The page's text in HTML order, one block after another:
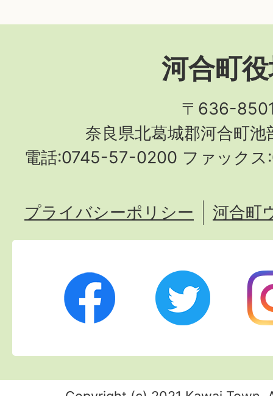
河合町
〒636-
奈良県北葛城郡河合町池
電話:0745-57-0200 ファック
Facebook Twitter
プライバシーポリシー 河合町